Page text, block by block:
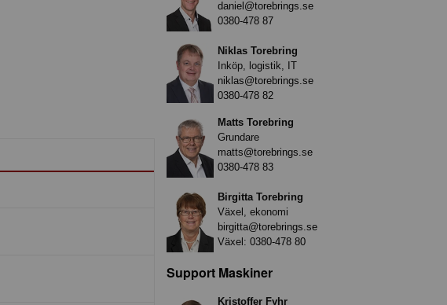
daniel@torebrings.se
0380-478 87
Niklas Torebring
Inköp, logistik, IT
niklas@torebrings.se
0380-478 82
Matts Torebring
Grundare
matts@torebrings.se
0380-478 83
Birgitta Torebring
Växel, ekonomi
birgitta@torebrings.se
Växel: 0380-478 80
Support Maskiner
Kristoffer Fyhr